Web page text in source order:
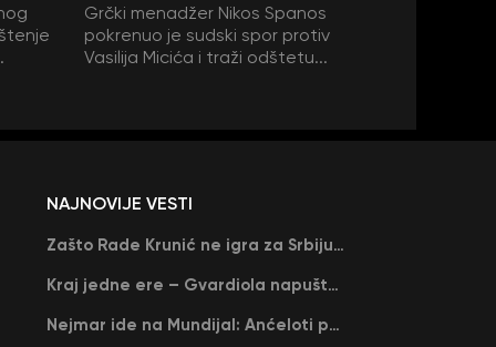
Grčki menadžer Nikos Spanos
pokrenuo je sudski spor protiv
Vasilija Micića i traži odštetu...
NAJNOVIJE VESTI
Zašto Rade Krunić ne igra za Srbiju? “Iako su mi obećali, niko me nije zvao…”
Kraj jedne ere – Gvardiola napušta Siti na kraju sezone, menja ga njegov nekadašnji rival
Nejmar ide na Mundijal: Anćeloti pročitao njegovo ime, Brazil u delirijumu (VIDEO)